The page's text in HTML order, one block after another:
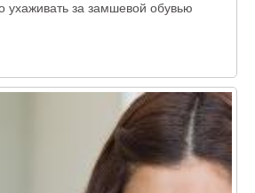
ухаживать за замшевой обувью